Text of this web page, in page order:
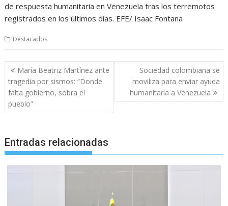
de respuesta humanitaria en Venezuela tras los terremotos
registrados en los últimos días. EFE/ Isaac Fontana
Destacados
Navegación
de
entradas
María Beatriz Martínez ante
tragedia por sismos: “Donde
falta gobierno, sobra el
pueblo”
Sociedad colombiana se
moviliza para enviar ayuda
humanitaria a Venezuela
Entradas relacionadas